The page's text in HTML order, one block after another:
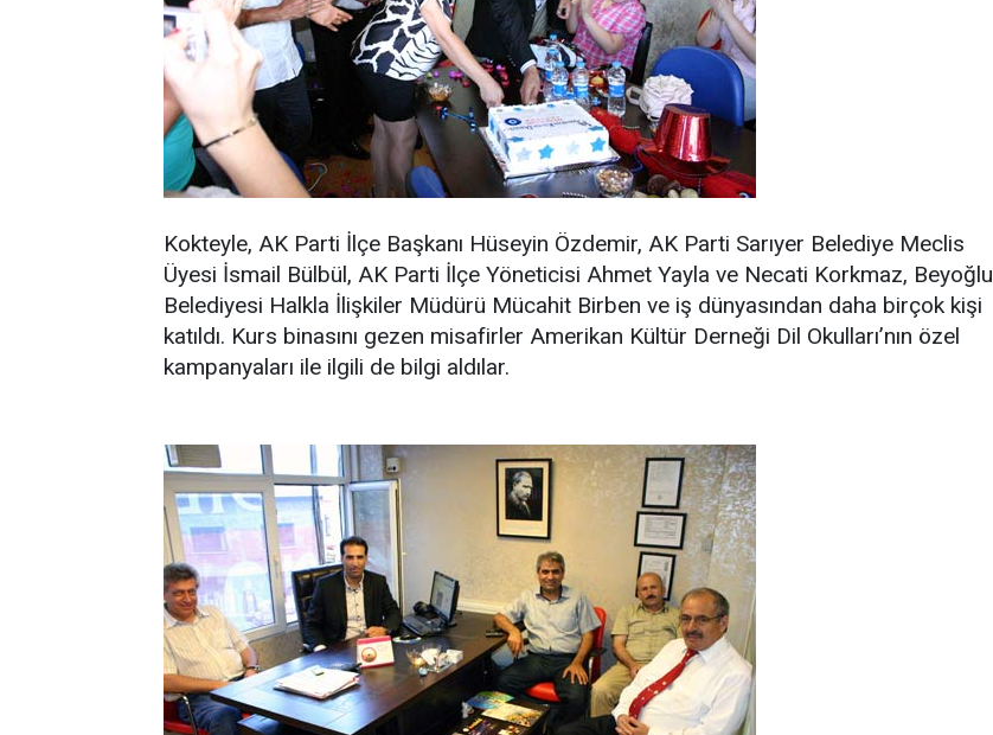
Kokteyle, AK Parti İlçe Başkanı Hüseyin Özdemir, AK Parti Sarıyer Belediye Meclis
Üyesi İsmail Bülbül, AK Parti İlçe Yöneticisi Ahmet Yayla ve Necati Korkmaz, Beyoğlu
Belediyesi Halkla İlişkiler Müdürü Mücahit Birben ve iş dünyasından daha birçok kişi
katıldı. Kurs binasını gezen misafirler Amerikan Kültür Derneği Dil Okulları’nın özel
kampanyaları ile ilgili de bilgi aldılar.